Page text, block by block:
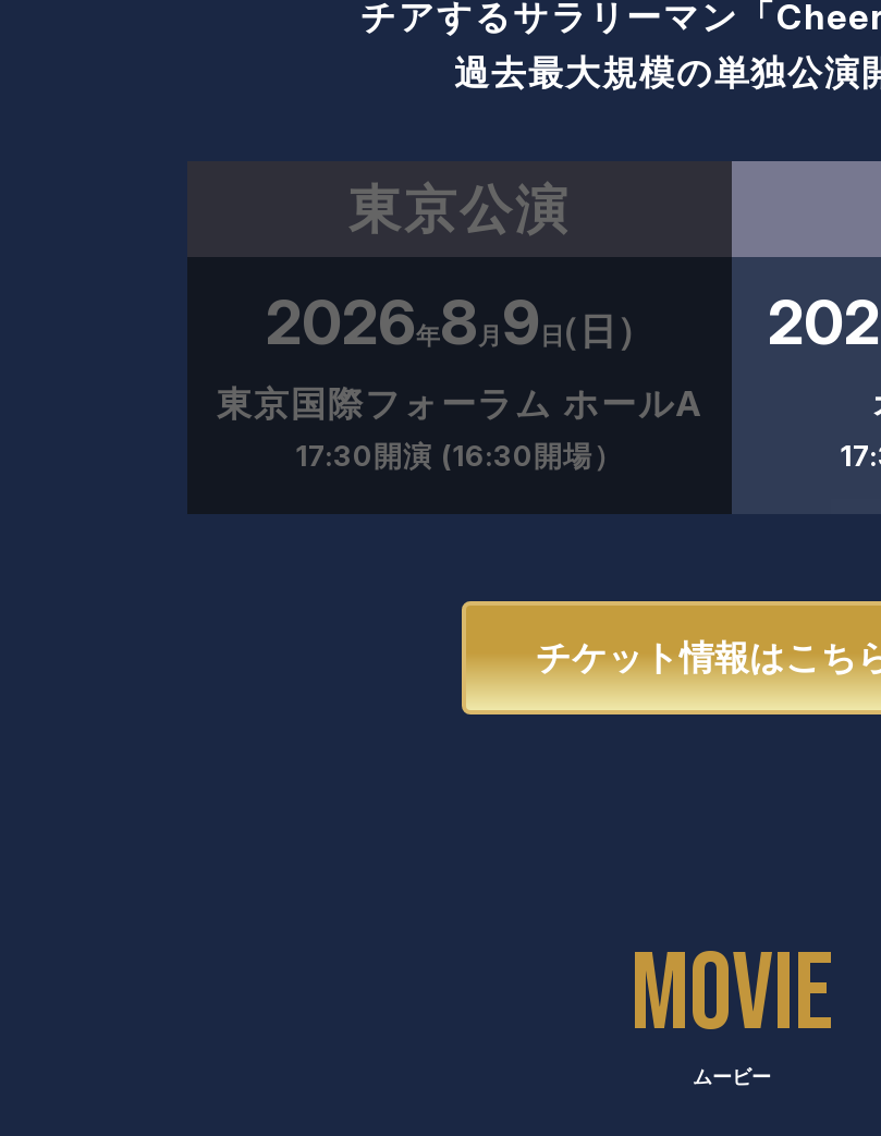
チアするサラリーマン 「
過去最大規模の単独公演
東京公演
2026年8 月 9日
（日）
東京国際フォーラム ホールA
17:30開演 (16:30開場）
チケット情報はこち
MOVIE
ムービー